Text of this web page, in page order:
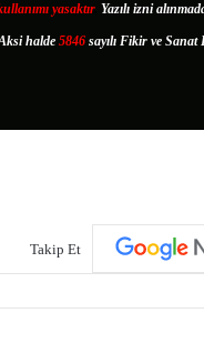
yasaktır. Yazılı izni
halde 5846 sayılı Fikir ve
Takip Et